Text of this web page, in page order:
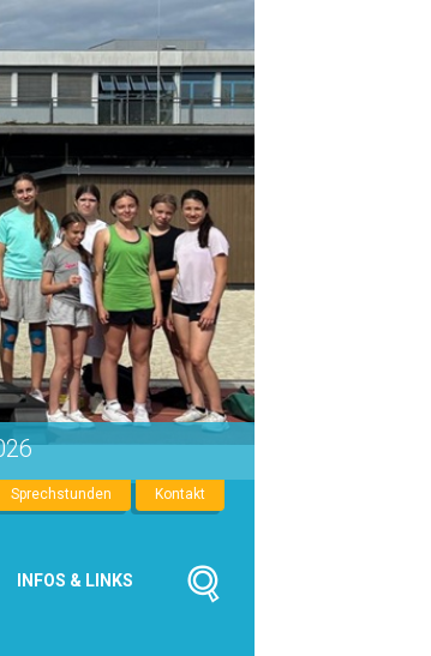
Sprechstunden Kontakt
INFOS & LINKS